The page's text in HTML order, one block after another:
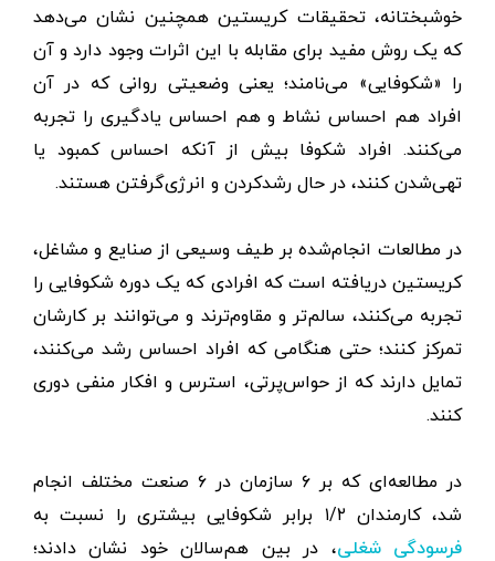
خوشبختانه، تحقیقات کریستین همچنین نشان می‌دهد
که یک روش مفید برای مقابله با این اثرات وجود دارد و آن
را «شکوفایی» می‌نامند؛ یعنی وضعیتی روانی‌ که در آن
افراد هم احساس نشاط و هم احساس یادگیری را تجربه
می‌کنند. افراد شکوفا بیش از آنکه احساس کمبود یا
تهی‌شدن کنند، در حال رشدکردن و انرژی‌گرفتن هستند.
در مطالعات انجام‌شده بر طیف وسیعی از صنایع و مشاغل،
کریستین دریافته است که افرادی که یک دوره شکوفایی را
تجربه می‌کنند، سالم‌تر و مقاوم‌ترند و می‌توانند بر کارشان
تمرکز کنند؛ حتی هنگامی که افراد احساس رشد می‌کنند،
تمایل دارند که از حواس‌پرتی، استرس و افکار منفی دوری
کنند.
در مطالعه‌ای که بر ۶ سازمان در ۶ صنعت مختلف انجام
شد، کارمندان ۱/۲ برابر شکوفایی بیشتری را نسبت به
فرسودگی شغلی، در بین هم‌سالان خود نشان دادند؛